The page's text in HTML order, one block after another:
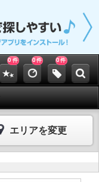
0 件 0件 0件
エリアを変更